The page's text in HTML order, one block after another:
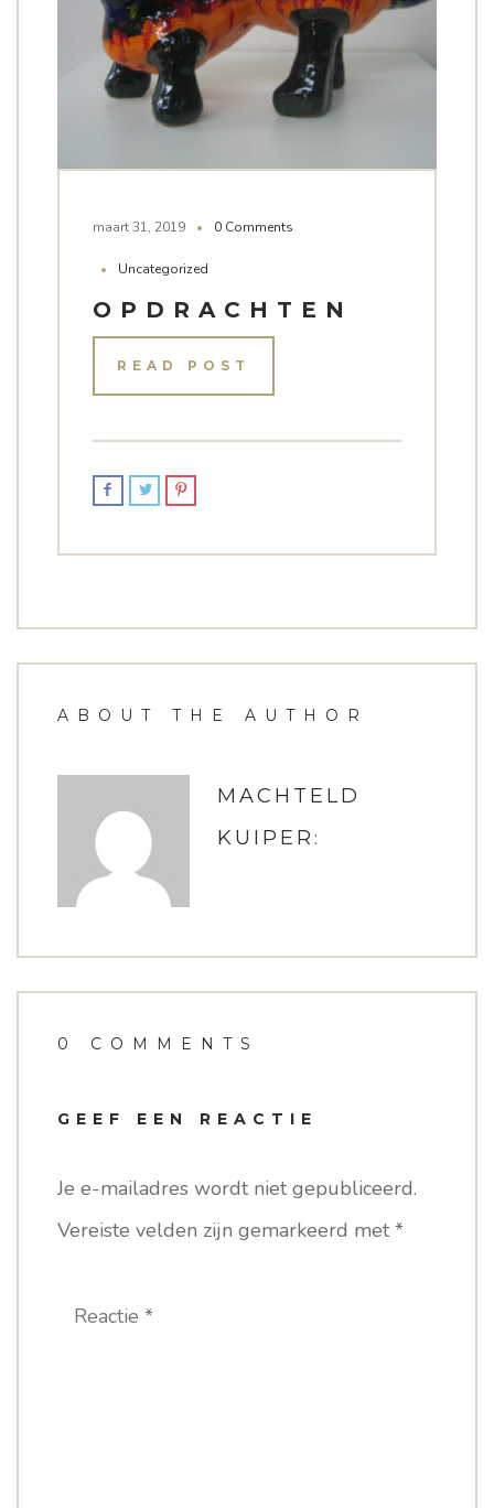
maart 31, 2019 0 Comments
Uncategorized
OPDRACHTEN
READ POST
ABOUT THE AUTHOR
MACHTELD
KUIPER:
0 COMMENTS
GEEF EEN REACTIE
Je e-mailadres wordt niet gepubliceerd.
Vereiste velden zijn gemarkeerd met*